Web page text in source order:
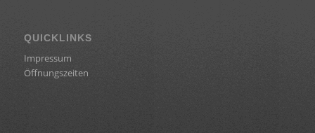
QUICKLINKS
Impressum
Öffnungszeiten